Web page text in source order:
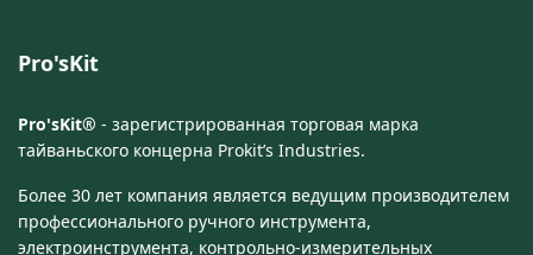
Pro'sKit
Pro'sKit® - зарегистрированная торговая марка
тайваньского концерна Prokit’s Industries.
Более 30 лет компания является ведущим производителем
профессионального ручного инструмента,
электроинструмента, контрольно-измерительных